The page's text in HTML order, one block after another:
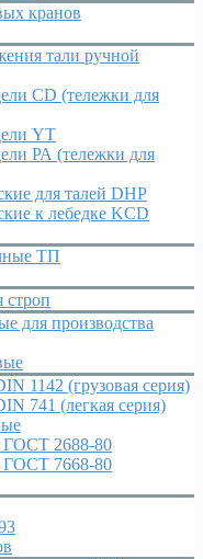
кранов
тали ручной
CD (тележки для
YT
РА (тележки для
для талей DHP
к лебедке KCD
ТП
строп
для производства
1142 (грузовая серия)
741 (легкая серия)
ГОСТ 2688-80
ГОСТ 7668-80